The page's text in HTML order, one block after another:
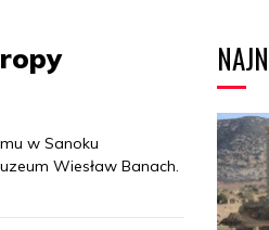
w Sanoku
Wiesław Banach.